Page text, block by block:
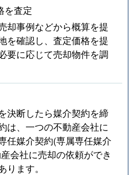
を査定
却事例などから概算を提
を確認し、査定価格を提
要に応じて売却物件を調
決断したら媒介契約を締
は、一つの不動産会社に
任媒介契約(専属専任媒介
会社に売却の依頼ができ
ります。